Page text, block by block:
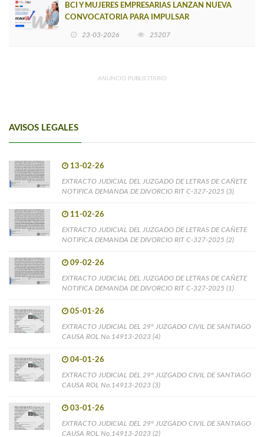
BCI Y MUJERES EMPRESARIAS LANZAN NUEVA
CONVOCATORIA PARA IMPULSAR
23-03-2026 25207
ANUNCIO PUBLICITARIO
AVISOS LEGALES
13-02-26
EXTRACTO JUDICIAL DEL JUZGADO DE LETRAS DE CAÑETE
NOTIFICA DEMANDA DE DIVORCIO RIT C-327-2025 (3)
11-02-26
EXTRACTO JUDICIAL DEL JUZGADO DE LETRAS DE CAÑETE
NOTIFICA DEMANDA DE DIVORCIO RIT C-327-2025 (2)
09-02-26
EXTRACTO JUDICIAL DEL JUZGADO DE LETRAS DE CAÑETE
NOTIFICA DEMANDA DE DIVORCIO RIT C-327-2025 (1)
05-01-26
EXTRACTO JUDICIAL DEL 29° JUZGADO CIVIL DE SANTIAGO
CAUSA ROL No.14913-2023 (4)
04-01-26
EXTRACTO JUDICIAL DEL 29° JUZGADO CIVIL DE SANTIAGO
CAUSA ROL No.14913-2023 (3)
03-01-26
EXTRACTO JUDICIAL DEL 29° JUZGADO CIVIL DE SANTIAGO
CAUSA ROL No.14913-2023 (2)